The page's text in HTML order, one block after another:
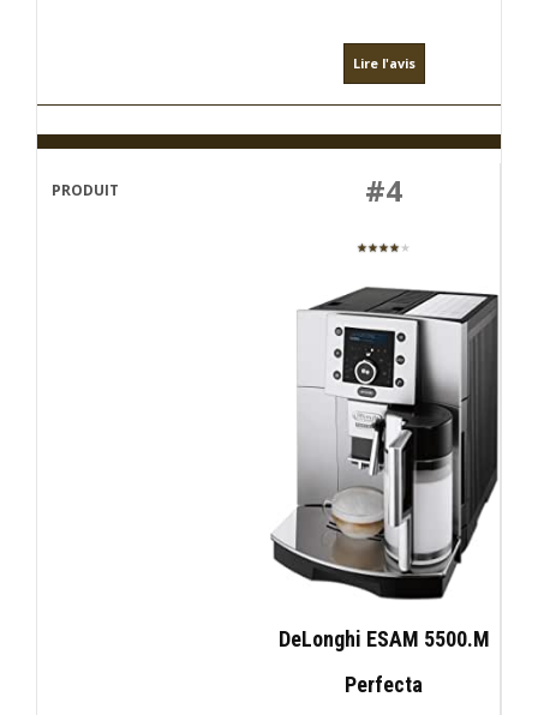
Lire l'avis
#4
★★★★★
DeLonghi ESAM 5500.M
Perfecta